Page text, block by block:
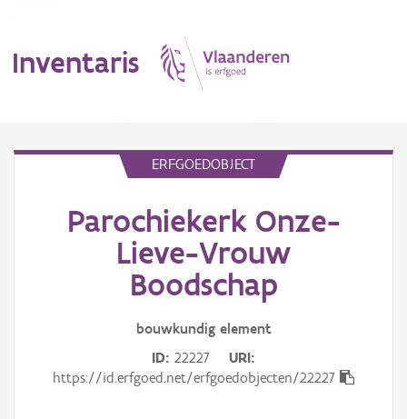
Inventaris
Erfgoedobject
Gebeurtenis
ERFGOEDOBJECT
Parochiekerk Onze-
Lieve-Vrouw
Boodschap
bouwkundig element
ID 22227
URI
https://id.erfgoed.net/erfgoedobjecten/22227